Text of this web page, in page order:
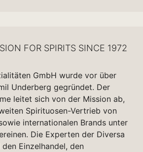
FOR SPIRITS SINCE 1972
GmbH wurde vor über
Underberg gegründet. Der
leitet sich von der Mission ab,
Spirituosen-Vertrieb von
internationalen Brands unter
Die Experten der Diversa
Einzelhandel, den